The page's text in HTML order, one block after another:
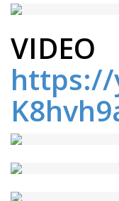
VIDEO
https://